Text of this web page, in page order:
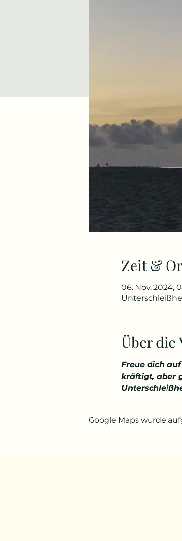
Zeit &
06. Nov. 2024,
Über die
Freue dich
kräftigt, aber
Google Maps wurde